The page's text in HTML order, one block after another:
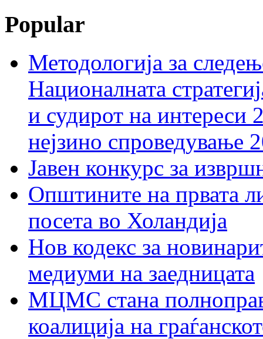
Popular
Методологија за
Националната
и судирот на интереси
нејзино спроведување
Јавен конкурс за
Општините на првата
посета во Холандија
Нов кодекс за
медиуми на заедницата
МЦМС стана
коалиција на